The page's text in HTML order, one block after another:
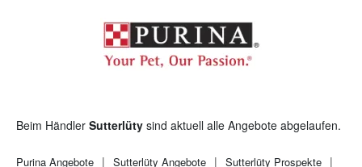
Beim Händler Sutterlüty sind aktuell alle Angebote abgelaufen.
Purina Angebote Sutterlüty Angebote Sutterlüty Prospekte